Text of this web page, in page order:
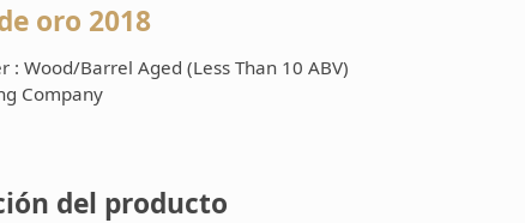
oro 2018
: Wood/Barrel Aged (Less Than 10 ABV)
Company
del producto